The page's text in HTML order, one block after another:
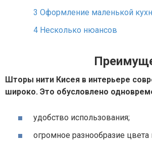
3 Оформление маленькой
4 Несколько нюансов
Шторы нити Кисея в интерьере
широко. Это обусловлено
удобство использования;
огромное разнообразие